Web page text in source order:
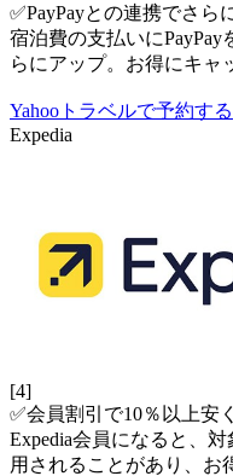
✅PayPayとの連携でさら
宿泊費の支払いに
らにアップ。お得にキャ
Yahooトラベルで予約する
Expedia
[4]
✅会員割引で10％以上安
Expedia会員になると、
用されることがあり、お